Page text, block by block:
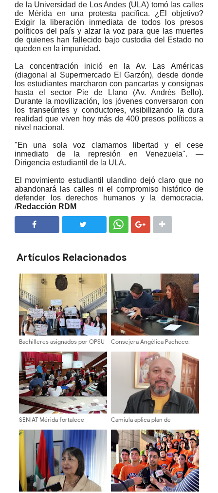
de la Universidad de Los Andes (ULA) tomó las calles
de Mérida en una protesta pacífica. ¿El objetivo?
Exigir la liberación inmediata de todos los presos
políticos del país y alzar la voz para que las muertes
de quienes han fallecido bajo custodia del Estado no
queden en la impunidad.
La concentración inició en la Av. Las Américas
(diagonal al Supermercado El Garzón), desde donde
los estudiantes marcharon con pancartas y consignas
hasta el sector Pie de Llano (Av. Andrés Bello).
Durante la movilización, los jóvenes conversaron con
los transeúntes y conductores, visibilizando la dura
realidad que viven hoy más de 400 presos políticos a
nivel nacional.
"En una sola voz clamamos libertad y el cese
inmediato de la represión en Venezuela". —
Dirigencia estudiantil de la ULA.
El movimiento estudiantil ulandino dejó claro que no
abandonará las calles ni el compromiso histórico de
defender los derechos humanos y la democracia.
/Redacción RDM
Artículos Relacionados
Bachilleres asignados por OPSU
inmediata matriculación e inicio
de actividades académicas
Consejera Angélica Pacheco:
apertura democrática en la ULA”
SENIAT Mérida fortalece
vínculos académicos con charla
sobre sucesiones en la Facultad
de Derecho de la ULA*
Camiula aplica plan de
Emergencia ante temporada
vacacional